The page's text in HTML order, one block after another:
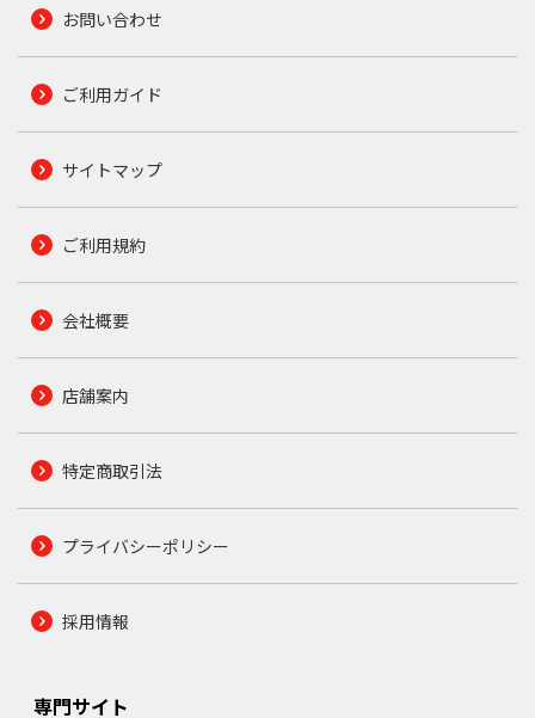
お問い合わせ
ご利用ガイド
サイトマップ
ご利用規約
会社概要
店舗案内
特定商取引法
プライバシーポリシー
採用情報
専門サイト